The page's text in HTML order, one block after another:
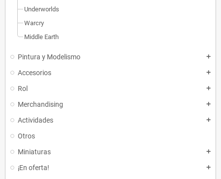
Underworlds
Warcry
Middle Earth
Pintura y Modelismo add
Accesorios add
Rol add
Merchandising add
Actividades add
Otros
Miniaturas
add
¡En oferta! add